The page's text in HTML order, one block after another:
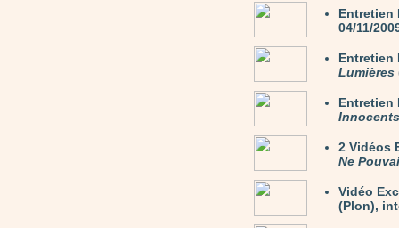
Entretien
04/11/
Entretien
Lumières
Entretien
2 Vidéos
Ne
Vidéo
(Plon),